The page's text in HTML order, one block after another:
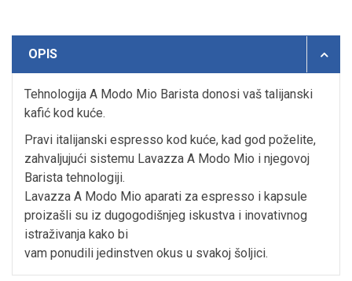
OPIS
Tehnologija A Modo Mio Barista donosi vaš talijanski
kafić kod kuće.
Pravi italijanski espresso kod kuće, kad god poželite,
zahvaljujući sistemu Lavazza A Modo Mio i njegovoj
Barista tehnologiji.
Lavazza A Modo Mio aparati za espresso i kapsule
proizašli su iz dugogodišnjeg iskustva i inovativnog
istraživanja kako bi
vam ponudili jedinstven okus u svakoj šoljici.